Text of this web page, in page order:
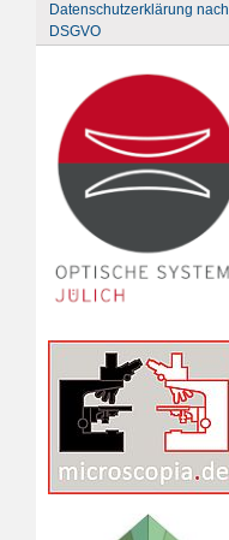
Datenschutzerklärung nach
DSGVO